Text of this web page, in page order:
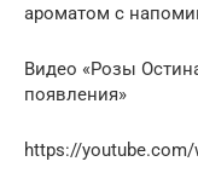
ароматом с
Видео «Розы
появления»
https://youtube.com/